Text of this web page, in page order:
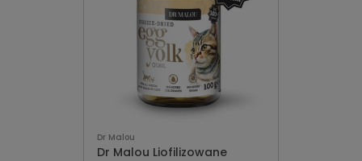
Dr Malou
Dr Malou Liofilizowane